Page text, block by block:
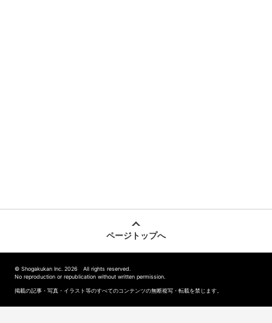
ページトップへ
© Shogakukan Inc. 2026 All rights reserved.
No reproduction or republication without written permission.
掲載の記事・写真・イラスト等のすべてのコンテンツの無断複写・転載を禁じます。